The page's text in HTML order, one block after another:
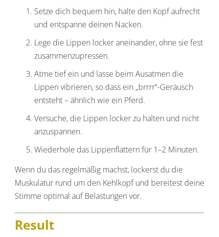
Setze dich bequem hin, halte den Kopf aufrecht
und entspanne deinen Nacken.
Lege die Lippen locker aneinander, ohne sie fest
zusammenzupressen.
Atme tief ein und lasse beim Ausatmen die
Lippen vibrieren, so dass ein „brrrr“-Geräusch
entsteht – ähnlich wie ein Pferd.
Versuche, die Lippen locker zu halten und nicht
anzuspannen.
Wiederhole das Lippenflattern für 1–2 Minuten.
Wenn du das regelmäßig machst, lockerst du die
Muskulatur rund um den Kehlkopf und bereitest deine
Stimme optimal auf Belastungen vor.
Result